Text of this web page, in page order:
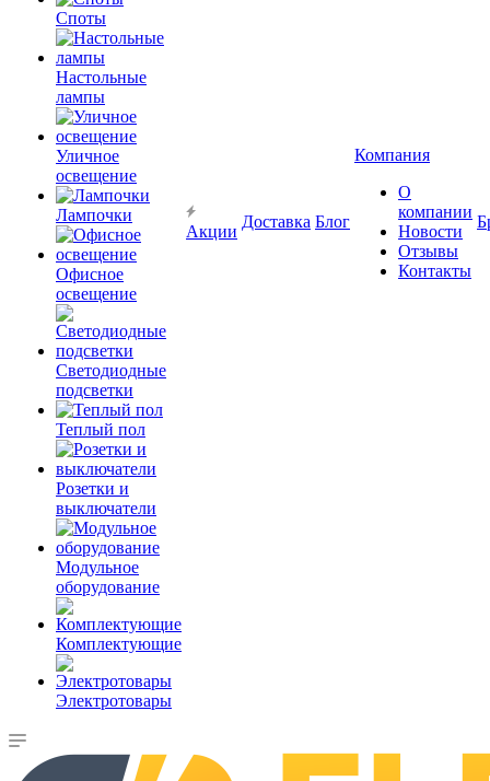
Споты
Настольные
лампы
Уличное
освещение
Лампочки
Офисное
освещение
Светодиодные
подсветки
Теплый пол
Розетки и
выключатели
Модульное
оборудование
Комплектующие
Электротовары
Акции
Доставка Блог
Компания
О
компании
Новости
Отзывы
Контакты